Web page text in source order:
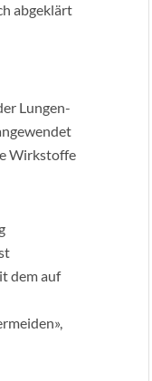
abgeklärt
Lungen-
Wirkstoffe
dem auf